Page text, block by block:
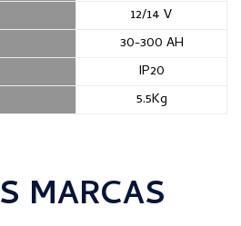
12/14 V
30-300 AH
IP20
5.5Kg
MARCAS